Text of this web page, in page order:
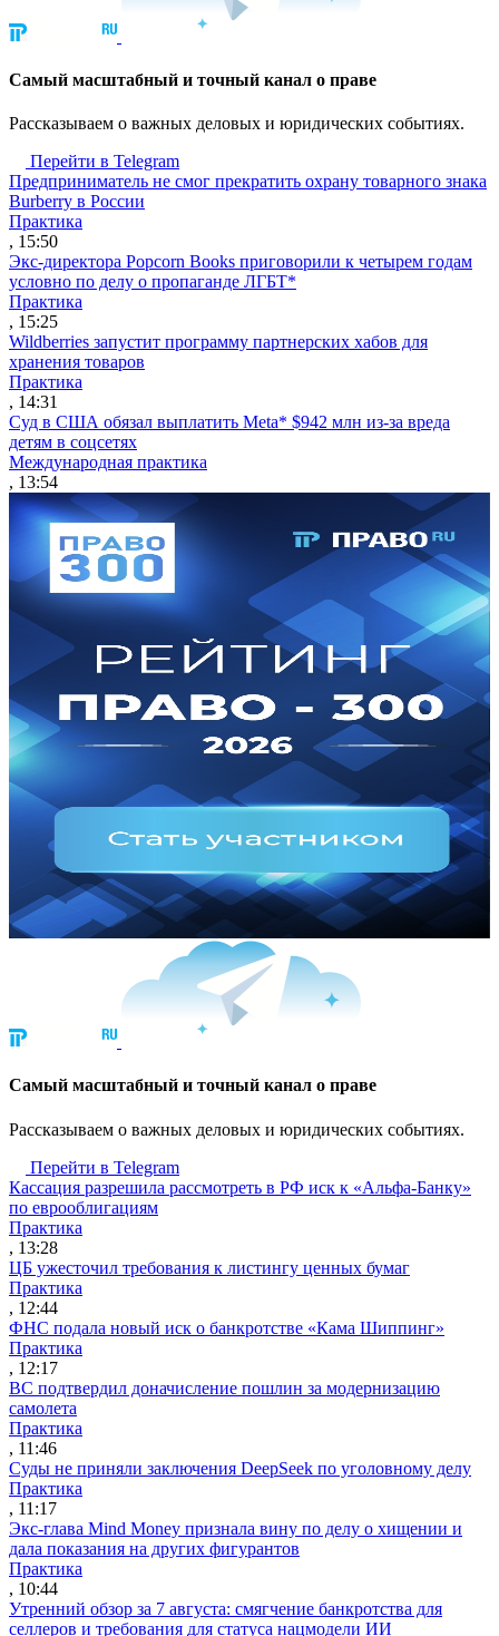
Cамый масштабный и точный канал о праве
Рассказываем о важных деловых и юридических событиях.
Перейти в Telegram
Предприниматель не смог прекратить охрану товарного знака
Burberry в России
Практика
, 15:50
Экс-директора Popcorn Books приговорили к четырем годам
условно по делу о пропаганде ЛГБТ*
Практика
, 15:25
Wildberries запустит программу партнерских хабов для
хранения товаров
Практика
, 14:31
Суд в США обязал выплатить Meta* $942 млн из-за вреда
детям в соцсетях
Международная практика
, 13:54
Cамый масштабный и точный канал о праве
Рассказываем о важных деловых и юридических событиях.
Перейти в Telegram
Кассация разрешила рассмотреть в РФ иск к «Альфа-Банку»
по еврооблигациям
Практика
, 13:28
ЦБ ужесточил требования к листингу ценных бумаг
Практика
, 12:44
ФНС подала новый иск о банкротстве «Кама Шиппинг»
Практика
, 12:17
ВС подтвердил доначисление пошлин за модернизацию
самолета
Практика
, 11:46
Суды не приняли заключения DeepSeek по уголовному делу
Практика
, 11:17
Экс-глава Mind Money признала вину по делу о хищении и
дала показания на других фигурантов
Практика
, 10:44
Утренний обзор за 7 августа: смягчение банкротства для
селлеров и требования для статуса нацмодели ИИ